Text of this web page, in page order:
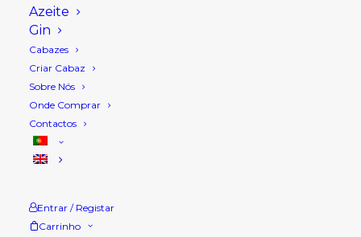
Azeite
Gin
Cabazes
Criar Cabaz
Sobre Nós
Onde Comprar
Contactos
Entrar / Registar
Carrinho